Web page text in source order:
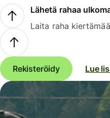
Lähetä rahaa
Laita raha
Rekisteröidy Lue